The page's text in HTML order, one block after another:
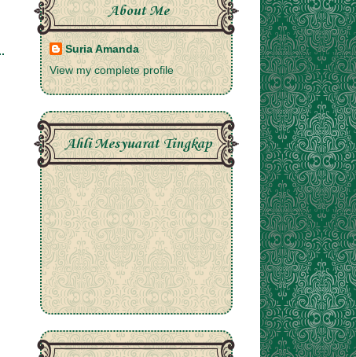
About Me
Suria Amanda
View my complete profile
Ahli Mesyuarat Tingkap